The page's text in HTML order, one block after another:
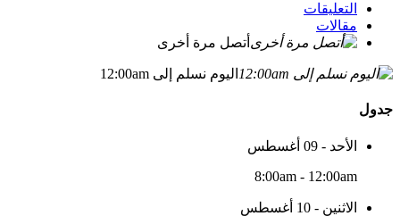
التعليقات
مقالات
أتصل مرة أخرى
اليوم نسلم إلى 12:00am
جدول
الأحد - 09 أغسطس
8:00am - 12:00am
الاثنين - 10 أغسطس